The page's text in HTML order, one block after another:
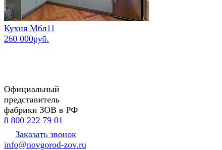
Кухня Мбл11
260 000руб.
Официальный
представитель
фабрики ЗОВ в РФ
8 800 222 79 01
Заказать звонок
info@novgorod-zov.ru